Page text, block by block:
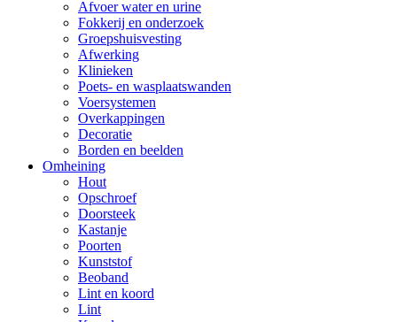
Afvoer water en urine
Fokkerij en onderzoek
Groepshuisvesting
Afwerking
Klinieken
Poets- en wasplaatswanden
Voersystemen
Overkappingen
Decoratie
Borden en beelden
Omheining
Hout
Opschroef
Doorsteek
Kastanje
Poorten
Kunststof
Beoband
Lint en koord
Lint